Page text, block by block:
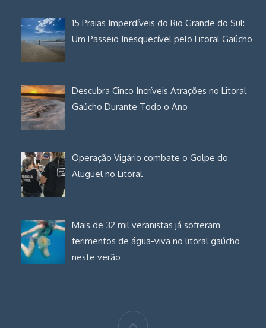
15 Praias Imperdíveis do Rio Grande do Sul:
Um Passeio Inesquecível pelo Litoral Gaúcho
Descubra Cinco Incríveis Atrações no Litoral
Gaúcho Durante Todo o Ano
Operação Vigário combate o Golpe do
Aluguel no Litoral
Mais de 32 mil veranistas já sofreram
ferimentos de água-viva no litoral gaúcho
neste verão